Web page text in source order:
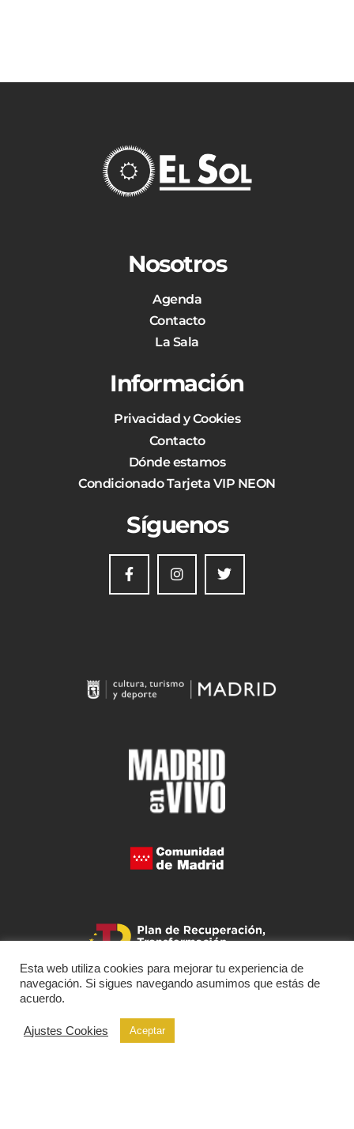
Nosotros
Agenda
Contacto
La Sala
Información
Privacidad y Cookies
Contacto
Dónde estamos
Condicionado Tarjeta VIP NEON
Síguenos
Esta web utiliza cookies para mejorar tu experiencia de
navegación. Si sigues navegando asumimos que estás de
acuerdo.
Ajustes Cookies Aceptar